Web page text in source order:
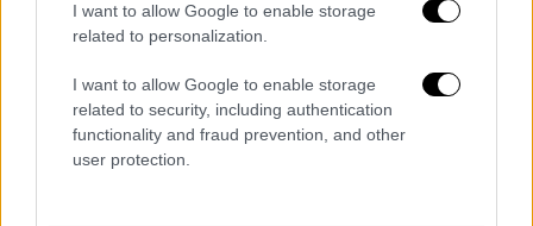
I want to allow Google to enable storage
related to personalization.
I want to allow Google to enable storage
related to security, including authentication
functionality and fraud prevention, and other
user protection.
«Αυτοί οι οποίοι τα γράφουν θα βρεθούν στα
ποινικά και στα αστικά δικαστήρια από
μένα», είπε